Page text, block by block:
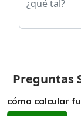
Preguntas
cómo calcular